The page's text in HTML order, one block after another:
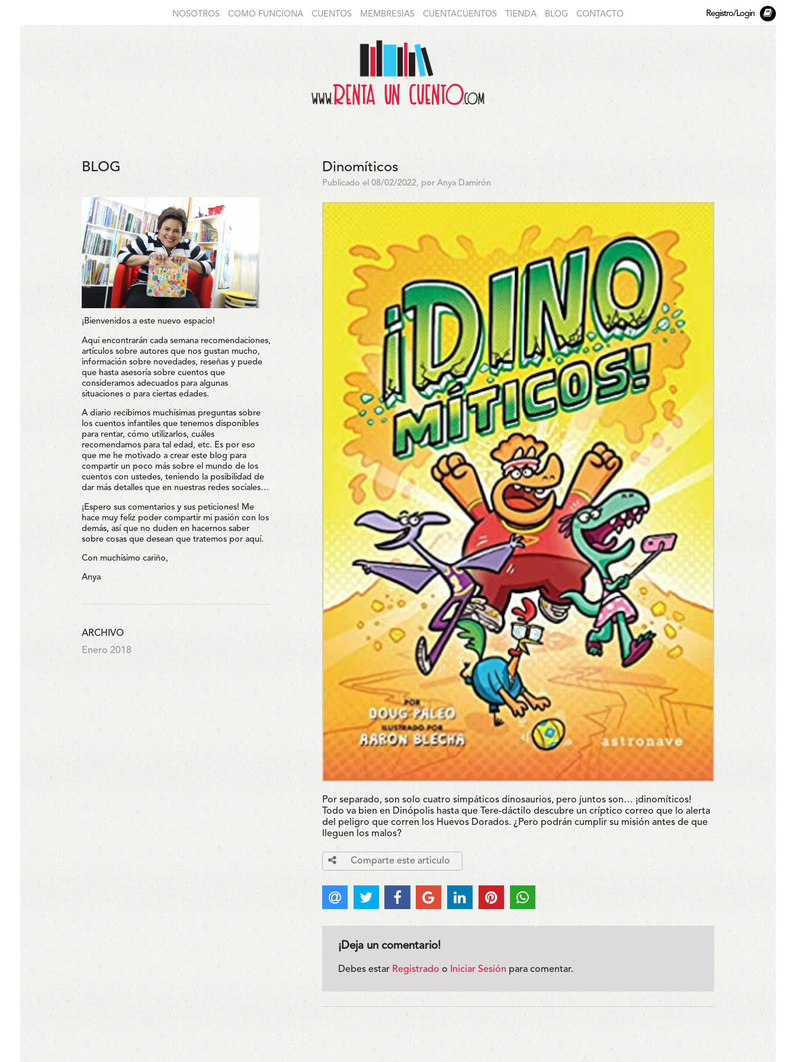
NOSOTROS COMO FUNCIONA CUENTOS MEMBRESIAS CUENTACUENTOS TIENDA BLOG CONTACTO Registro/Login
BLOG
¡Bienvenidos a este nuevo espacio!
Aquí encontrarán cada semana recomendaciones,
artículos sobre autores que nos gustan mucho,
información sobre novedades, reseñas y puede
que hasta asesoría sobre cuentos que
consideramos adecuados para algunas
situaciones o para ciertas edades.
A diario recibimos muchísimas preguntas sobre
los cuentos infantiles que tenemos disponibles
para rentar, cómo utilizarlos, cuáles
recomendamos para tal edad, etc. Es por eso
que me he motivado a crear este blog para
compartir un poco más sobre el mundo de los
cuentos con ustedes, teniendo la posibilidad de
dar más detalles que en nuestras redes sociales…
¡Espero sus comentarios y sus peticiones! Me
hace muy feliz poder compartir mi pasión con los
demás, así que no duden en hacernos saber
sobre cosas que desean que tratemos por aquí.
Con muchísimo cariño,
Anya
ARCHIVO
Enero 2018
Dinomíticos
Publicado el 08/02/2022, por Anya Damirón
Por separado, son solo cuatro simpáticos dinosaurios, pero juntos son… ¡dinomíticos!
Todo va bien en Dinópolis hasta que Tere-dáctilo descubre un críptico correo que lo alerta
del peligro que corren los Huevos Dorados. ¿Pero podrán cumplir su misión antes de que
lleguen los malos?
Comparte este articulo
¡Deja un comentario!
Debes estar Registrado o Iniciar Sesión para comentar.